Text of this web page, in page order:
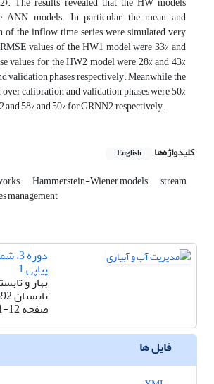
ANN models. In particular, the mean and
of the inflow time series were simulated very
values of the HW1 model were 33% and
values for the HW2 model were 28% and 43%
validation phases, respectively. Meanwhile, the
calibration and validation phases were 50%
and 58% and 50% for GRNN2, respectively.
کلیدواژه‌ها English
Hammerstein-Wiener models stream
management
پیاپی 1
بهار و
تابستان 1392
صفحه12
فایل ها